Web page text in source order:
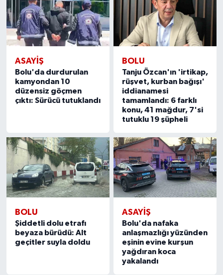
ASAYIŞ
Bolu'da durdurulan
kamyondan 10
düzensiz göçmen
çıktı: Sürücü tutuklandı
BOLU
Tanju Özcan'ın 'irtikap,
rüşvet, kurban bağışı'
iddianamesi
tamamlandı: 6 farklı
konu, 41 mağdur, 7'si
tutuklu 19 şüpheli
BOLU
Şiddetli dolu etrafı
beyaza bürüdü: Alt
geçitler suyla doldu
ASAYIŞ
Bolu'da nafaka
anlaşmazlığı yüzünden
eşinin evine kurşun
yağdıran koca
yakalandı